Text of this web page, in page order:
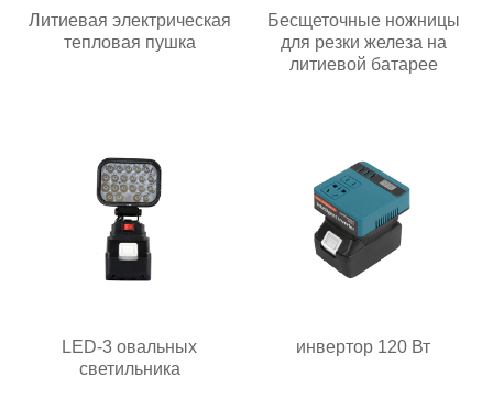
Литиевая электрическая
тепловая пушка
Бесщеточные ножницы
для резки железа на
литиевой батарее
LED-3 овальных
светильника
инвертор 120 Вт